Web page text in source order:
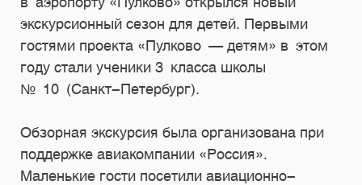
экскурсионный сезон для детей. Первыми
гостями проекта «Пулково — детям» в этом
году стали ученики 3 класса школы
№ 10 (Санкт-Петербург).
Обзорная экскурсия была организована при
поддержке авиакомпании «Россия».
Маленькие гости посетили авиационно-